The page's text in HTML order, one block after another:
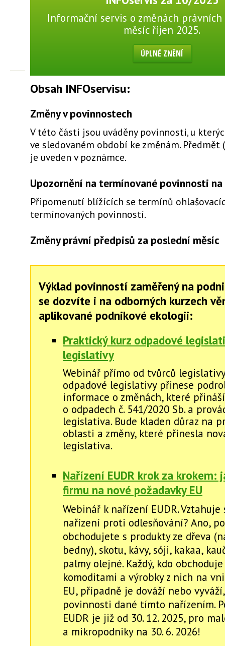
Informační servis o změnách právních
měsíc říjen 2025.
ÚPLNÉ ZNĚNÍ
Obsah INFOservisu:
Změny v povinnostech
V této části jsou uváděny povinnosti, u
ve sledovaném období ke změnám. Předmět
je uveden v poznámce.
Upozornění na termínované povinnosti
Připomenutí blížících se termínů
termínovaných povinností.
Změny právní předpisů za poslední měsíc
Výklad povinností zaměřený na
se dozvíte i na odborných kurzech
aplikované podnikové ekologii:
Praktický kurz odpadové
legislativy
Webinář přímo od tvůrců
odpadové legislativy přinese
informace o změnách, které
o odpadech č. 541/2020 Sb. a
legislativa. Bude kladen důraz na
oblasti a změny, které přinesla
legislativa.
Nařízení EUDR krok za krokem:
firmu na nové požadavky EU
Webinář k nařízení EUDR. Vztahuje
nařízení proti odlesňování? Ano,
obchodujete s produkty ze dřeva
bedny), skotu, kávy, sóji, kakaa,
palmy olejné. Každý, kdo
komoditami a výrobky z nich na
EU, případně je dováží nebo
povinnosti dané tímto nařízením.
EUDR je již od 30. 12. 2025, pro
a mikropodniky na 30. 6. 2026!